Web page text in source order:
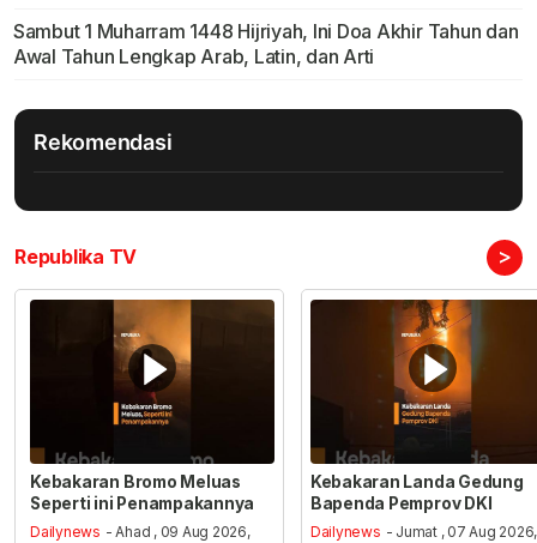
Sambut 1 Muharram 1448 Hijriyah, Ini Doa Akhir Tahun dan
Awal Tahun Lengkap Arab, Latin, dan Arti
Rekomendasi
Republika TV >
Kebakaran Bromo Meluas
Seperti ini Penampakannya
Dailynews - Ahad , 09 Aug 2026,
Kebakaran Landa Gedung
Bapenda Pemprov DKI
Dailynews - Jumat , 07 Aug 2026,